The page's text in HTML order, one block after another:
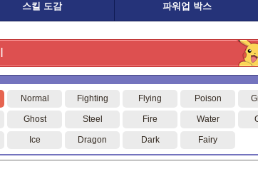
스킬 도감 파워업 박스
Normal Fighting Flying Poison
Ghost Steel Fire Water
Ice Dragon Dark Fairy